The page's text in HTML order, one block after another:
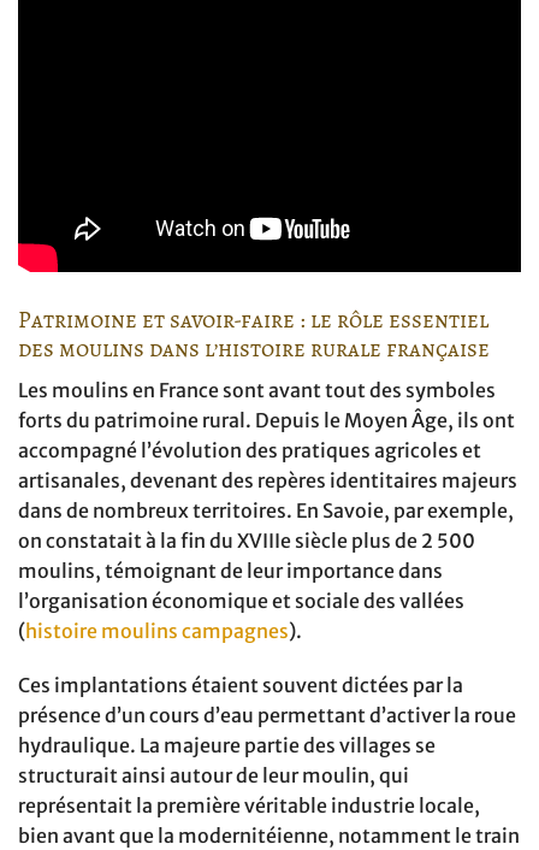
Patrimoine et savoir-faire : le rôle essentiel
des moulins dans l’histoire rurale française
Les moulins en France sont avant tout des symboles
forts du patrimoine rural. Depuis le Moyen Âge, ils ont
accompagné l’évolution des pratiques agricoles et
artisanales, devenant des repères identitaires majeurs
dans de nombreux territoires. En Savoie, par exemple,
on constatait à la fin du XVIIIe siècle plus de 2 500
moulins, témoignant de leur importance dans
l’organisation économique et sociale des vallées
(histoire moulins campagnes).
Ces implantations étaient souvent dictées par la
présence d’un cours d’eau permettant d’activer la roue
hydraulique. La majeure partie des villages se
structurait ainsi autour de leur moulin, qui
représentait la première véritable industrie locale,
bien avant que la modernitéienne, notamment le train